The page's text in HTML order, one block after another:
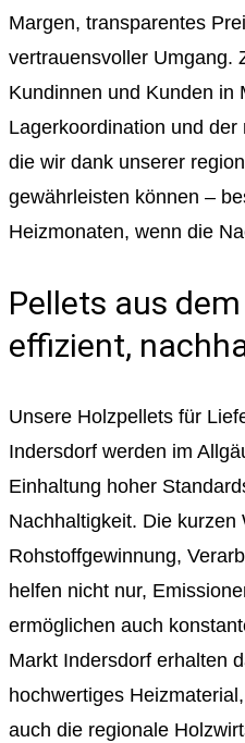
Margen, transparentes
vertrauensvoller Umgang.
Kundinnen und Kunden in
Lagerkoordination und
die wir dank unserer
gewährleisten können –
Heizmonaten, wenn die
Pellets aus
effizient,
Unsere Holzpellets für
Indersdorf werden im
Einhaltung hoher
Nachhaltigkeit. Die kurzen
Rohstoffgewinnung,
helfen nicht nur,
ermöglichen auch
Markt Indersdorf erhalten
hochwertiges
auch die regionale